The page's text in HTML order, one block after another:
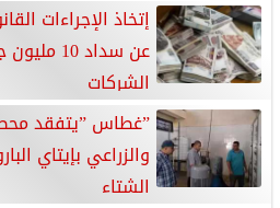
إتخاذ الإجراءات
عن سداد
الشركات
”غطاس ”يتفقد
والزراعي بإيتاي
الشتاء